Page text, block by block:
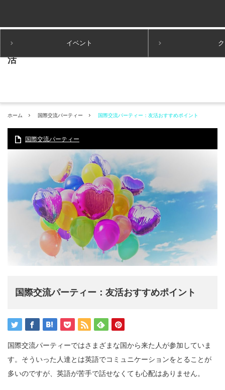
イベント
ホーム 国際交流パーティー 国際交流パーティー：友活おすすめポイント
国際交流パーティー
国際交流パーティー：友活おすすめポイント
国際交流パーティーではさまざまな国から来た人が参加していま
す。そういった人達とは英語でコミュニケーションをとることが
多いのですが、英語が苦手で話せなくても心配はありません。